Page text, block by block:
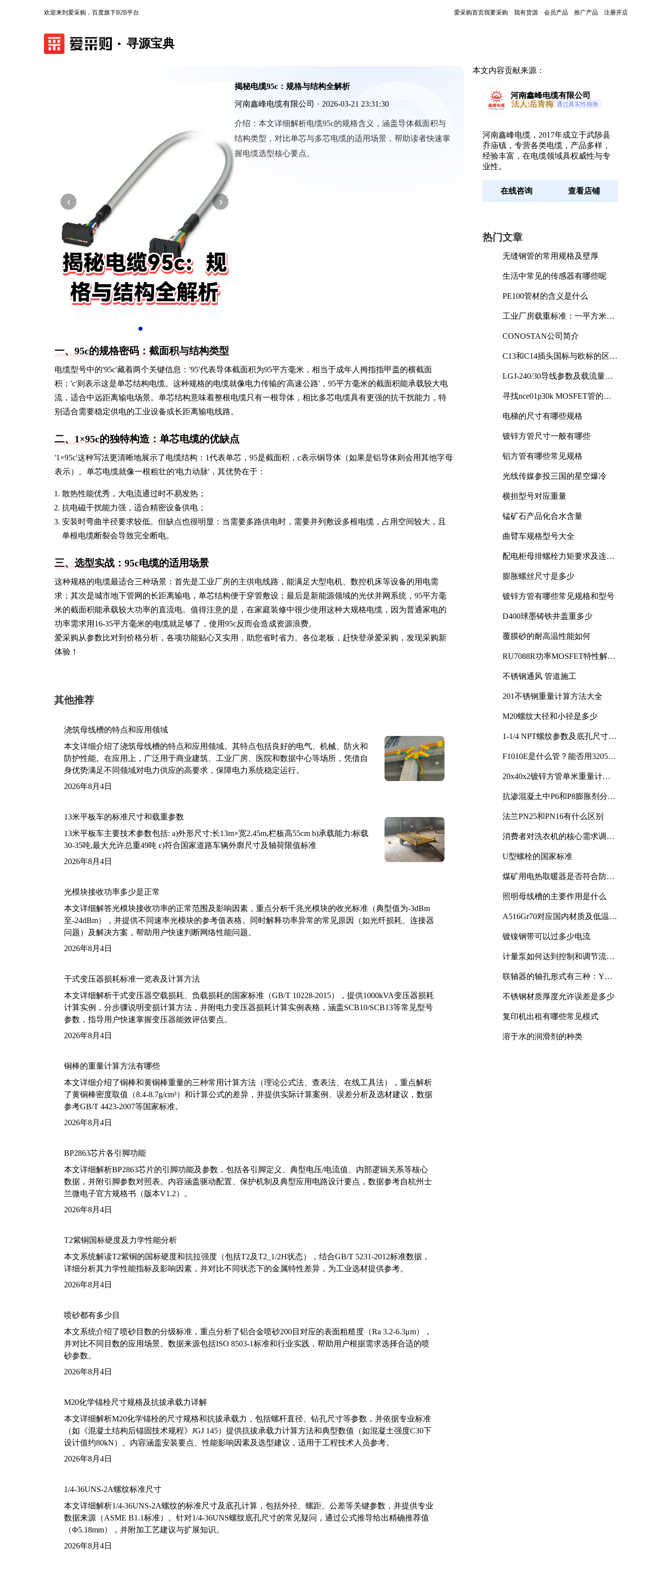
欢迎来到爱采购，百度旗下B2B平台 爱采购首页我要采购 我有货源 会员产品 推广产品 注册开店
寻源宝典
‹ ›
揭秘电缆95c：规格与结构全解析
河南鑫峰电缆有限公司 · 2026-03-21 23:31:30
介绍： 本文详细解析电缆95c的规格含义，涵盖导体截面积与
结构类型，对比单芯与多芯电缆的适用场景，帮助读者快速掌
握电缆选型核心要点。
一、95c的规格密码：截面积与结构类型
电缆型号中的'95c'藏着两个关键信息：'95'代表导体截面积为95平方毫米，相当于成年人拇指指甲盖的横截面
积；'c'则表示这是单芯结构电缆。这种规格的电缆就像电力传输的'高速公路'，95平方毫米的截面积能承载较大电
流，适合中远距离输电场景。单芯结构意味着整根电缆只有一根导体，相比多芯电缆具有更强的抗干扰能力，特
别适合需要稳定供电的工业设备或长距离输电线路。
二、1×95c的独特构造：单芯电缆的优缺点
'1×95c'这种写法更清晰地展示了电缆结构：1代表单芯，95是截面积，c表示铜导体（如果是铝导体则会用其他字母
表示）。单芯电缆就像一根粗壮的'电力动脉'，其优势在于：
散热性能优秀，大电流通过时不易发热；
抗电磁干扰能力强，适合精密设备供电；
安装时弯曲半径要求较低。但缺点也很明显：当需要多路供电时，需要并列敷设多根电缆，占用空间较大，且
单根电缆断裂会导致完全断电。
三、选型实战：95c电缆的适用场景
这种规格的电缆最适合三种场景：首先是工业厂房的主供电线路，能满足大型电机、数控机床等设备的用电需
求；其次是城市地下管网的长距离输电，单芯结构便于穿管敷设；最后是新能源领域的光伏并网系统，95平方毫
米的截面积能承载较大功率的直流电。值得注意的是，在家庭装修中很少使用这种大规格电缆，因为普通家电的
功率需求用16-35平方毫米的电缆就足够了，使用95c反而会造成资源浪费。
爱采购从参数比对到价格分析，各项功能贴心又实用，助您省时省力。各位老板，赶快登录爱采购，发现采购新
体验！
其他推荐
浇筑母线槽的特点和应用领域
本文详细介绍了浇筑母线槽的特点和应用领域。其特点包括良好的电气、机械、防火和
防护性能。在应用上，广泛用于商业建筑、工业厂房、医院和数据中心等场所，凭借自
身优势满足不同领域对电力供应的高要求，保障电力系统稳定运行。
2026年8月4日
13米平板车的标准尺寸和载重参数
13米平板车主要技术参数包括: a)外形尺寸:长13m×宽2.45m,栏板高55cm b)承载能力:标载
30-35吨,最大允许总重49吨 c)符合国家道路车辆外廓尺寸及轴荷限值标准
2026年8月4日
光模块接收功率多少是正常
本文详细解答光模块接收功率的正常范围及影响因素，重点分析千兆光模块的收光标准（典型值为-3dBm
至-24dBm），并提供不同速率光模块的参考值表格。同时解释功率异常的常见原因（如光纤损耗、连接器
问题）及解决方案，帮助用户快速判断网络性能问题。
2026年8月4日
干式变压器损耗标准一览表及计算方法
本文详细解析干式变压器空载损耗、负载损耗的国家标准（GB/T 10228-2015），提供1000kVA变压器损耗
计算实例，分步骤说明变损计算方法，并附电力变压器损耗计算实例表格，涵盖SCB10/SCB13等常见型号
参数，指导用户快速掌握变压器能效评估要点。
2026年8月4日
铜棒的重量计算方法有哪些
本文详细介绍了铜棒和黄铜棒重量的三种常用计算方法（理论公式法、查表法、在线工具法），重点解析
了黄铜棒密度取值（8.4-8.7g/cm³）和计算公式的差异，并提供实际计算案例、误差分析及选材建议，数据
参考GB/T 4423-2007等国家标准。
2026年8月4日
BP2863芯片各引脚功能
本文详细解析BP2863芯片的引脚功能及参数，包括各引脚定义、典型电压/电流值、内部逻辑关系等核心
数据，并附引脚参数对照表。内容涵盖驱动配置、保护机制及典型应用电路设计要点，数据参考自杭州士
兰微电子官方规格书（版本V1.2）。
2026年8月4日
T2紫铜国标硬度及力学性能分析
本文系统解读T2紫铜的国标硬度和抗拉强度（包括T2及T2_1/2H状态），结合GB/T 5231-2012标准数据，
详细分析其力学性能指标及影响因素，并对比不同状态下的金属特性差异，为工业选材提供参考。
2026年8月4日
喷砂都有多少目
本文系统介绍了喷砂目数的分级标准，重点分析了铝合金喷砂200目对应的表面粗糙度（Ra 3.2-6.3μm），
并对比不同目数的应用场景。数据来源包括ISO 8503-1标准和行业实践，帮助用户根据需求选择合适的喷
砂参数。
2026年8月4日
M20化学锚栓尺寸规格及抗拔承载力详解
本文详细解析M20化学锚栓的尺寸规格和抗拔承载力，包括螺杆直径、钻孔尺寸等参数，并依据专业标准
（如《混凝土结构后锚固技术规程》JGJ 145）提供抗拔承载力计算方法和典型数值（如混凝土强度C30下
设计值约80kN）。内容涵盖安装要点、性能影响因素及选型建议，适用于工程技术人员参考。
2026年8月4日
1/4-36UNS-2A螺纹标准尺寸
本文详细解析1/4-36UNS-2A螺纹的标准尺寸及底孔计算，包括外径、螺距、公差等关键参数，并提供专业
数据来源（ASME B1.1标准）。针对1/4-36UNS螺纹底孔尺寸的常见疑问，通过公式推导给出精确推荐值
（Φ5.18mm），并附加工艺建议与扩展知识。
2026年8月4日
本文内容贡献来源：
河南鑫峰电缆有限公司
法人:岳青梅 通过真实性核验
河南鑫峰电缆，2017年成立于武陟县
乔庙镇，专营各类电缆，产品多样，
经验丰富，在电缆领域具权威性与专
业性。
在线咨询 查看店铺
热门文章
无缝钢管的常用规格及壁厚
生活中常见的传感器有哪些呢
PE100管材的含义是什么
工业厂房载重标准：一平方米能
CONOSTAN公司简介
C13和C14插头国标与欧标的区别
LGJ-240/30导线参数及载流量解
寻找nce01p30k MOSFET管的合
电梯的尺寸有哪些规格
镀锌方管尺寸一般有哪些
铝方管有哪些常见规格
光线传媒参投三国的星空爆冷
横担型号对应重量
锰矿石产品化合水含量
曲臂车规格型号大全
配电柜母排螺栓力矩要求及连接
膨胀螺丝尺寸是多少
镀锌方管有哪些常见规格和型号
D400球墨铸铁井盖重多少
覆膜砂的耐高温性能如何
RU7088R功率MOSFET特性解析
不锈钢通风 管道施工
201不锈钢重量计算方法大全
M20螺纹大径和小径是多少
1-1/4 NPT螺纹参数及底孔尺寸详
F1010E是什么管？能否用3205或
20x40x2镀锌方管单米重量计算
抗渗混凝土中P6和P8膨胀剂分别
法兰PN25和PN16有什么区别
消费者对洗衣机的核心需求调研
U型螺栓的国家标准
煤矿用电热取暖器是否符合防爆
照明母线槽的主要作用是什么
A516Gr70对应国内材质及低温冲
镀镍钢带可以过多少电流
计量泵如何达到控制和调节流量
联轴器的轴孔形式有三种：Y
不锈钢材质厚度允许误差是多少
复印机出租有哪些常见模式
溶于水的润滑剂的种类